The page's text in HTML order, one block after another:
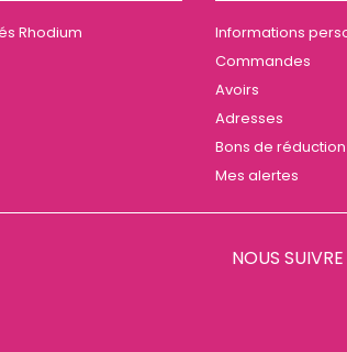
Rhodium
Informations
Commandes
Avoirs
Adresses
Bons de réduction
Mes alertes
NOUS SUIVRE